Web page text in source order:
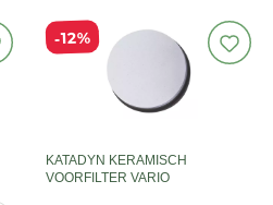
12%
KATADYN KERAMISCH
VOORFILTER VARIO